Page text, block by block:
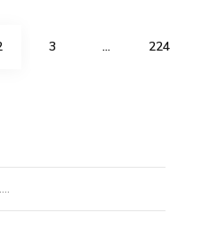
СТРАНИЦА
3 … СТРАНИЦА
224